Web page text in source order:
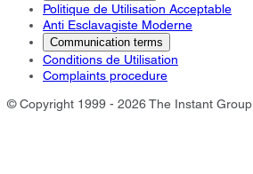
Politique de Utilisation Acceptable
Anti Esclavagiste Moderne
Communication terms
Conditions de Utilisation
Complaints procedure
© Copyright 1999 - 2026 The Instant Group